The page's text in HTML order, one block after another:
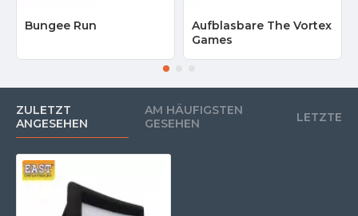
Bungee Run
Aufblasbare The Vortex
Games
ZULETZT
ANGESEHEN
AM HÄUFIGSTEN
GESEHEN
LETZTE